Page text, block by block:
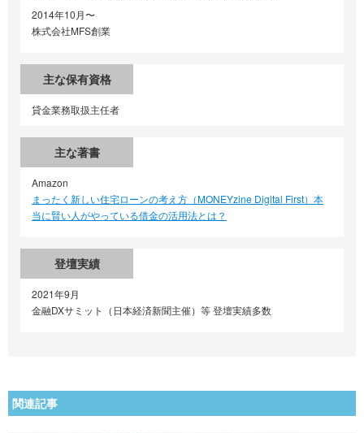
2014年10月〜
株式会社MFS創業
主な保有資格
貸金業務取扱主任者
主な著書
Amazon
まったく新しい住宅ローンの考え方（MONEYzine Digital First）本
当に賢い人がやっている借金の活用法とは？
登壇実績
2021年9月
金融DXサミット（日本経済新聞主催）等 登壇実績多数
関連記事